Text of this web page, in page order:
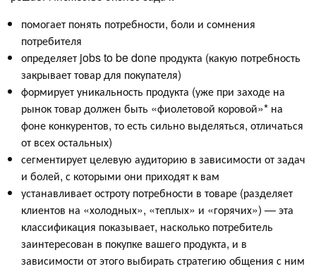
помогает понять потребности, боли и сомнения
потребителя
определяет jobs to be done продукта (какую потребность
закрывает товар для покупателя)
формирует уникальность продукта (уже при заходе на
рынок товар должен быть «фиолетовой коровой»* на
фоне конкурентов, то есть сильно выделяться, отличаться
от всех остальных)
сегментирует целевую аудиторию в зависимости от задач
и болей, с которыми они приходят к вам
устанавливает остроту потребности в товаре (разделяет
клиентов на «холодных», «теплых» и «горячих») — эта
классификация показывает, насколько потребитель
заинтересован в покупке вашего продукта, и в
зависимости от этого выбирать стратегию общения с ним